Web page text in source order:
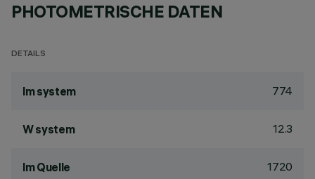
PHOTOMETRISCHE DATEN
DETAILS
lm system 774
W system 12.3
lm Quelle 1720